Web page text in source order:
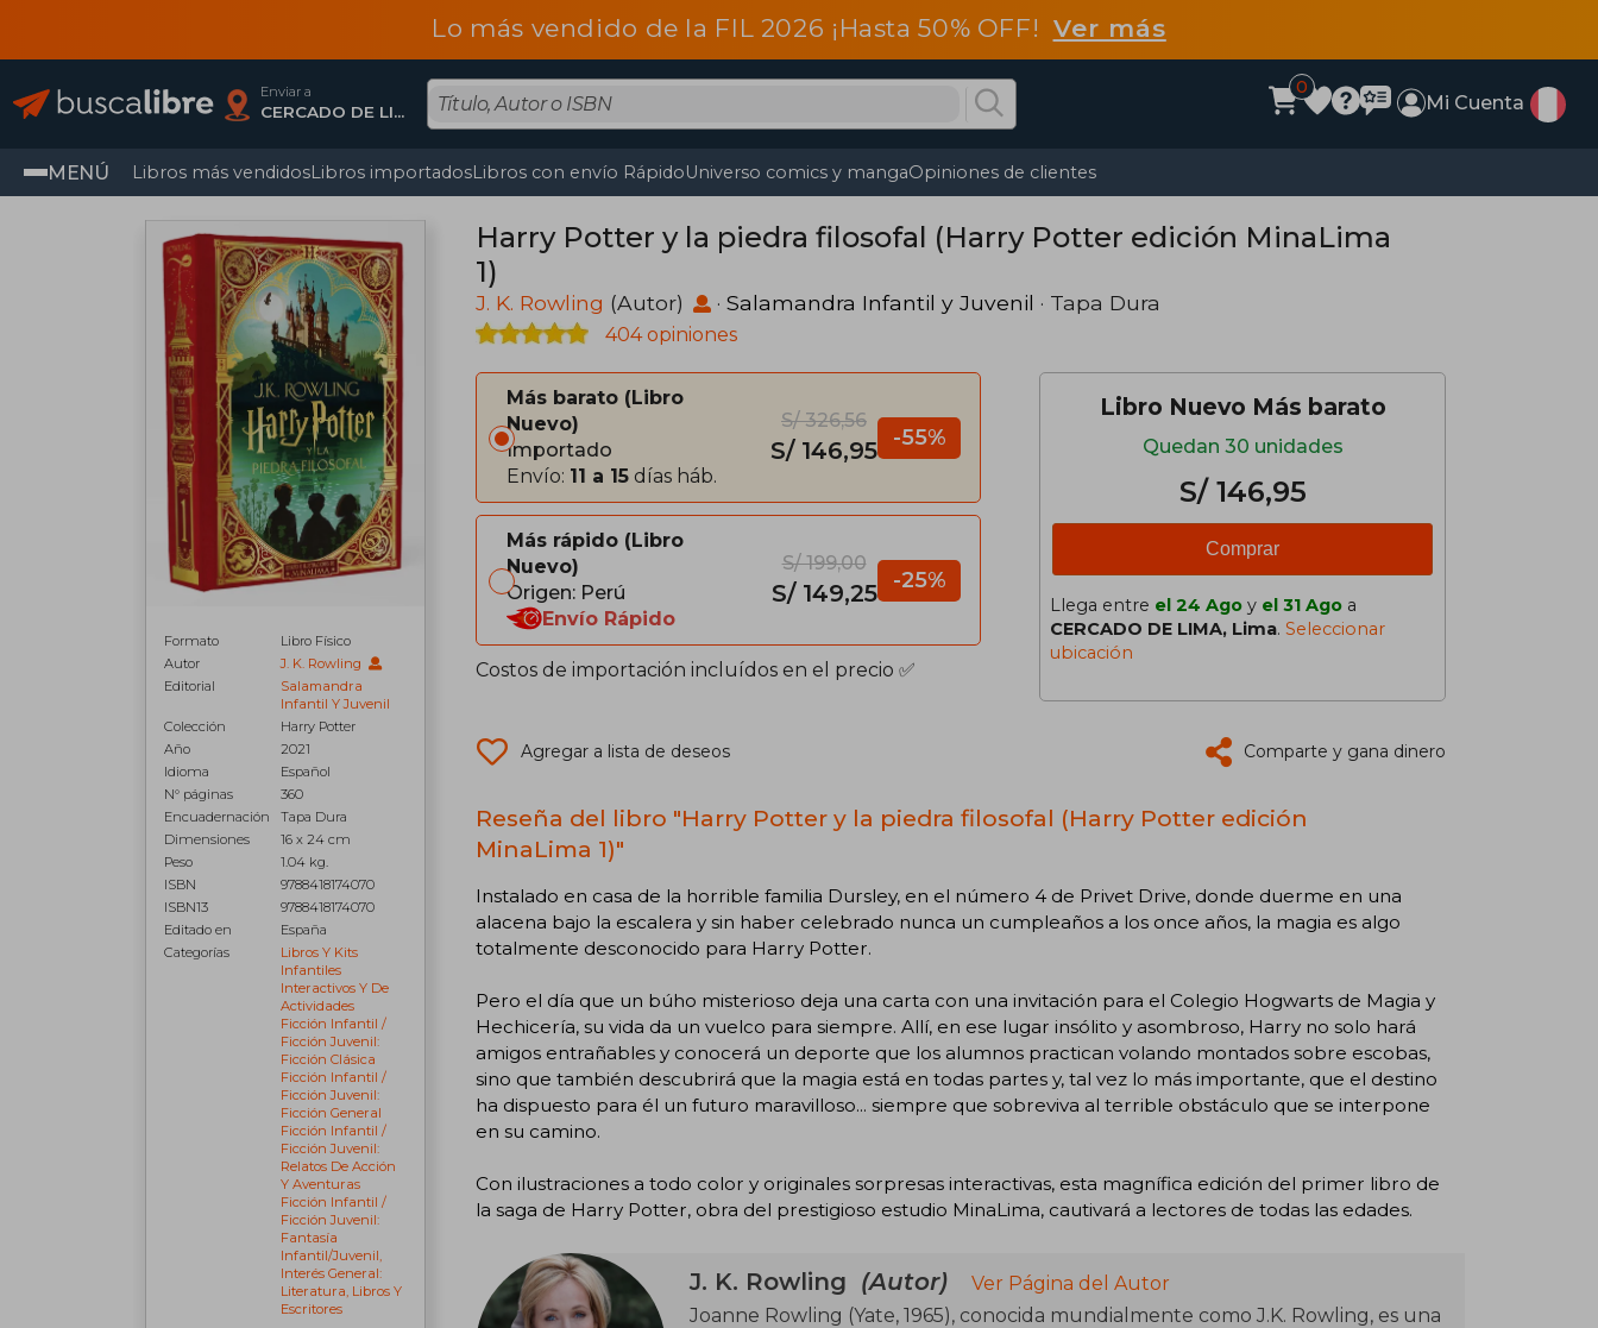
Lo más vendido de la FIL 2026 ¡Hasta 50% OFF! Ver más
Enviar a
CERCADO DE LIMA, Lima
0
Mi Cuenta
MENÚ Libros más vendidosLibros importadosLibros con envío RápidoUniverso comics y mangaOpiniones de clientes
Formato
Libro Físico
Autor
J. K. Rowling
Editorial
Salamandra
Infantil Y Juvenil
Colección
Harry Potter
Año
2021
Idioma
Español
N° páginas
360
Encuadernación
Tapa Dura
Dimensiones
16 x 24 cm
Peso
1.04 kg.
ISBN
9788418174070
ISBN13
9788418174070
Editado en
España
Categorías
Libros Y Kits
Infantiles
Interactivos Y De
Actividades
Ficción Infantil /
Ficción Juvenil:
Ficción Clásica
Ficción Infantil /
Ficción Juvenil:
Ficción General
Ficción Infantil /
Ficción Juvenil:
Relatos De Acción
Y Aventuras
Ficción Infantil /
Ficción Juvenil:
Fantasía
Infantil/juvenil,
Interés General:
Literatura, Libros Y
Escritores
Harry Potter y la piedra filosofal (Harry Potter edición MinaLima
1)
J. K. Rowling (Autor) · Salamandra Infantil y Juvenil · Tapa Dura
404 opiniones
Más barato
Libro
Nuevo
Importado
Envío: 11 a 15 días háb.
S/ 326,56
S/ 146,95 -55%
Más rápido
Libro
Nuevo
Origen: Perú
Envío Rápido
S/ 199,00
S/ 149,25 -25%
Costos de importación incluídos en el precio ✅
Libro Nuevo Más barato
Quedan 30 unidades
S/ 146,95
Comprar
Llega entre el 24 Ago y el 31 Ago a
CERCADO DE LIMA, Lima. Seleccionar
ubicación
Agregar a lista de deseos Comparte y gana dinero
Reseña del libro "Harry Potter y la piedra filosofal (Harry Potter edición
MinaLima 1)"
Instalado en casa de la horrible familia Dursley, en el número 4 de Privet Drive, donde duerme en una
alacena bajo la escalera y sin haber celebrado nunca un cumpleaños a los once años, la magia es algo
totalmente desconocido para Harry Potter.
Pero el día que un búho misterioso deja una carta con una invitación para el Colegio Hogwarts de Magia y
Hechicería, su vida da un vuelco para siempre. Allí, en ese lugar insólito y asombroso, Harry no solo hará
amigos entrañables y conocerá un deporte que los alumnos practican volando montados sobre escobas,
sino que también descubrirá que la magia está en todas partes y, tal vez lo más importante, que el destino
ha dispuesto para él un futuro maravilloso... siempre que sobreviva al terrible obstáculo que se interpone
en su camino.
Con ilustraciones a todo color y originales sorpresas interactivas, esta magnífica edición del primer libro de
la saga de Harry Potter, obra del prestigioso estudio MinaLima, cautivará a lectores de todas las edades.
J. K. Rowling (Autor)
Ver Página del Autor
Joanne Rowling (Yate, 1965), conocida mundialmente como J.K. Rowling, es una